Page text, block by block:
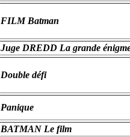
FILM Batman
Juge DREDD La grande
Double défi
Panique
BATMAN Le film